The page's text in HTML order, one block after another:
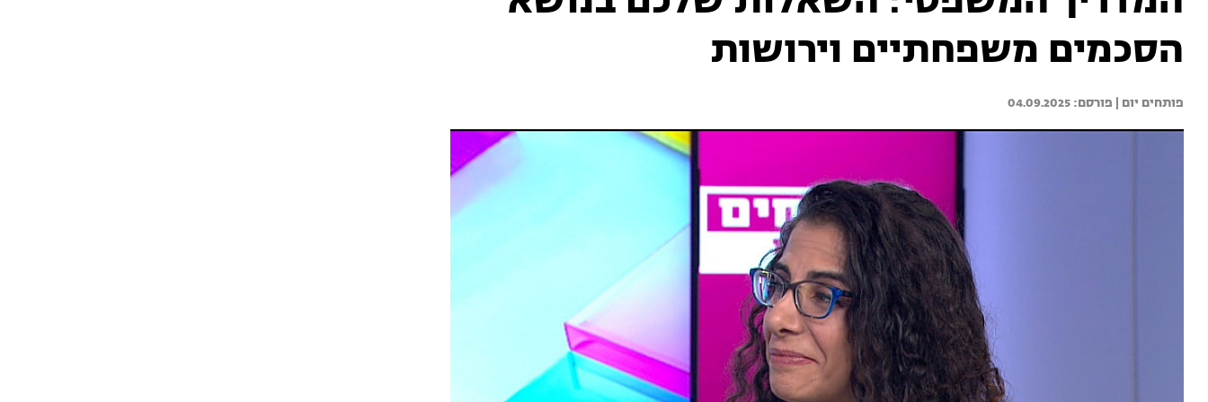
הסכמים משפחתיים וירושות
פותחים יום | 04.09.2025